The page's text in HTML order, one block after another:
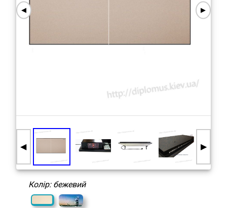
◀ ▶
◀ ▶
Колір: бежевий